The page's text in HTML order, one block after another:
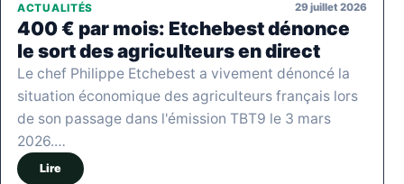
ACTUALITÉS 29 juillet 2026
400 € par mois: Etchebest dénonce
le sort des agriculteurs en direct
Le chef Philippe Etchebest a vivement dénoncé la
situation économique des agriculteurs français lors
de son passage dans l'émission TBT9 le 3 mars
2026.…
Lire